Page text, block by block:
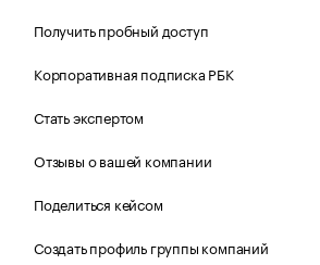
Получить пробный доступ
Корпоративная подписка РБК
Стать экспертом
Отзывы о вашей компании
Поделиться кейсом
Создать профиль группы компаний